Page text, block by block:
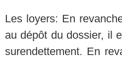
Les loyers: En
au dépôt du dossier, il
surendettement. En